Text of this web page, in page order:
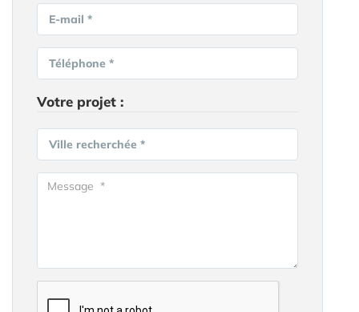
E-mail *
Téléphone *
Votre projet :
Ville recherchée *